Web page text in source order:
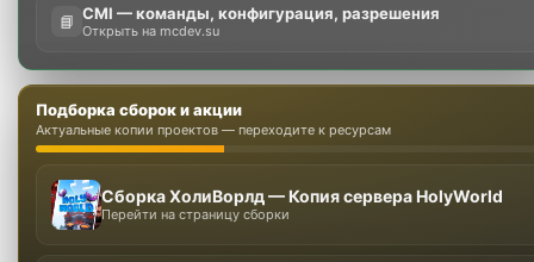
📘 CMI — команды, конфигурация, разрешения
Открыть на mcdev.su
Подборка сборок и акции
Актуальные копии проектов — переходите к ресурсам
Сборка ХолиВорлд — Копия сервера HolyWorld
Перейти на страницу сборки